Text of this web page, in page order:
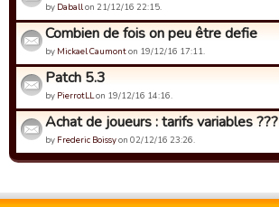
by Daballon 21/12/16 22:15.
Combien de fois on peu être defie
by Mickael Caumonton 19/12/16 17:11.
Patch 5.3
by PierrotLLon 19/12/16 14:16.
Achat de joueurs : tarifs variables ???
by Frederic Boissyon 02/12/16 23:26.